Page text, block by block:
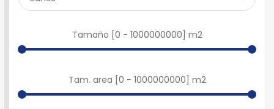
Tamaño [ 0 - 1000000000 ] m2
Tam. area [ 0 - 1000000000 ] m2